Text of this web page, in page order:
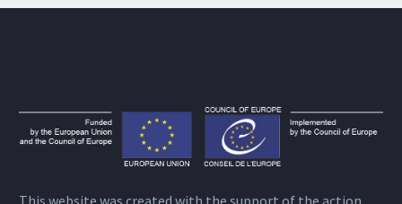
This website was created with the support of the action